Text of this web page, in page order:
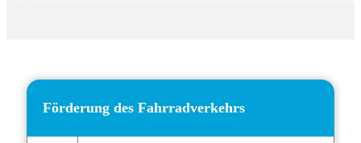
Förderung des Fahrradverkehrs